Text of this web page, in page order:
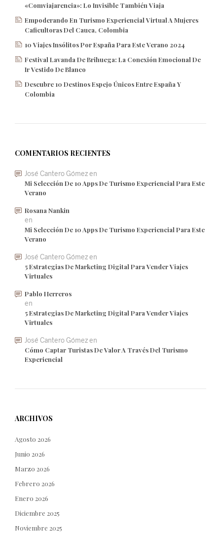
«Comviajarencia»: Lo Invisible También Viaja
Empoderando En Turismo Experiencial Virtual A Mujeres
Caficultoras Del Cauca, Colombia
10 Viajes Insólitos Por España Para Este Verano 2024
Festival Lavanda De Brihuega: La Conexión Emocional De
Ir Vestido De Blanco
Descubre 10 Destinos Espejo Únicos Entre España Y
Colombia
COMENTARIOS RECIENTES
José Cantero Gómezen
Mi Selección De 10 Apps De Turismo Experiencial Para Este
Verano
Rosana Nankin
en
Mi Selección De 10 Apps De Turismo Experiencial Para Este
Verano
José Cantero Gómezen
5 Estrategias De Marketing Digital Para Vender Viajes
Virtuales
Pablo Herreros
en
5 Estrategias De Marketing Digital Para Vender Viajes
Virtuales
José Cantero Gómezen
Cómo Captar Turistas De Valor A Través Del Turismo
Experiencial
ARCHIVOS
Agosto 2026
Junio 2026
Marzo 2026
Febrero 2026
Enero 2026
Diciembre 2025
Noviembre 2025